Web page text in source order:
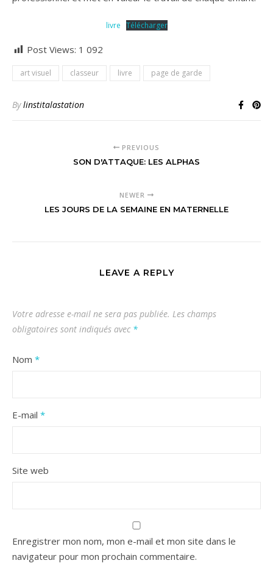
livre Télécharger
Post Views: 1 092
art visuel classeur livre page de garde
Bylinstitalastation
PREVIOUS
SON D'ATTAQUE: LES ALPHAS
NEWER
LES JOURS DE LA SEMAINE EN MATERNELLE
LEAVE A REPLY
Votre adresse e-mail ne sera pas publiée. Les champs
obligatoires sont indiqués avec *
Nom *
E-mail *
Site web
Enregistrer mon nom, mon e-mail et mon site dans le
navigateur pour mon prochain commentaire.